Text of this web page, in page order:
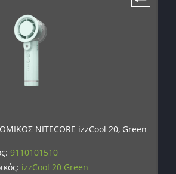
NITECORE izzCool 20, Green
9110101510
izzCool 20 Green